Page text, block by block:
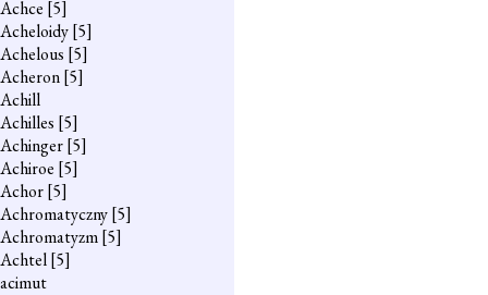
Achce [5]
Acheloidy[5]
Achelous [5]
Acheron[5]
Achill
Achilles [5]
Achinger[5]
Achiroe [5]
Achor[5]
Achromatyczny[5]
Achromatyzm[5]
Achtel[5]
acimut